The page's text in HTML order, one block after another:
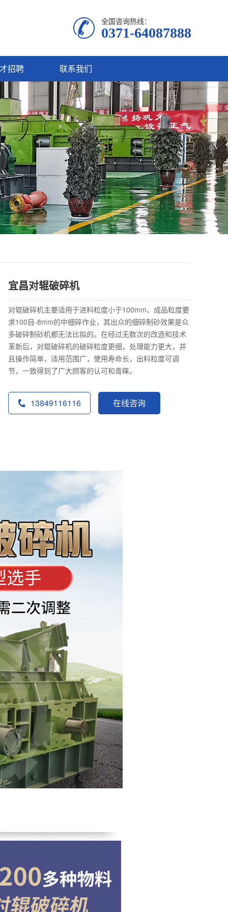
全国咨询热线：
0371-64087888
招聘 联系我们
宜昌对辊破碎机
对辊破碎机主要适用于进料粒度小于100mm、成品粒度要
求100目-8mm的中细碎作业，其出众的细碎制砂效果是众
多破碎制砂机都无法比拟的。在经过无数次的改造和技术
革新后，对辊破碎机的破碎粒度更细，处理能力更大，并
且操作简单，适用范围广，使用寿命长，出料粒度可调
节，一致得到了广大顾客的认可和青睐。
13849116116 在线咨询